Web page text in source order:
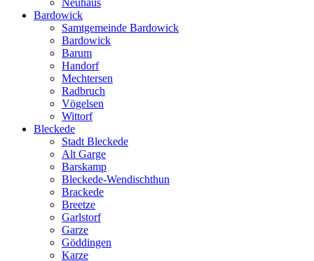
Neuhaus
Bardowick
Samtgemeinde Bardowick
Bardowick
Barum
Handorf
Mechtersen
Radbruch
Vögelsen
Wittorf
Bleckede
Stadt Bleckede
Alt Garge
Barskamp
Bleckede-Wendischthun
Brackede
Breetze
Garlstorf
Garze
Göddingen
Karze